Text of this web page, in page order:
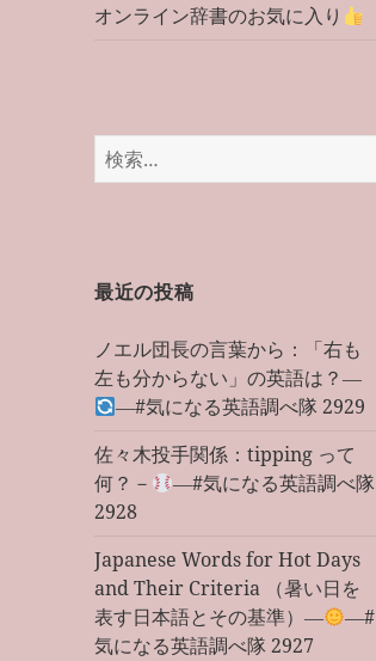
オンライン辞書のお気に入り
検
索:
最近の投稿
ノエル団長の言葉から：「右も
左も分からない」の英語は？―
―#気になる英語調べ隊 2929
佐々木投手関係：tipping って
何？－
―#気になる英語調べ隊
2928
Japanese Words for Hot Days
and Their Criteria （暑い日を
表す日本語とその基準）―
―#
気になる英語調べ隊 2927